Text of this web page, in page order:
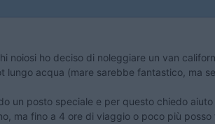
ho deciso di noleggiare un van
lungo acqua (mare sarebbe fantastico, ma
un posto speciale e per questo chiedo aiuto
ma fino a 4 ore di viaggio o poco più posso